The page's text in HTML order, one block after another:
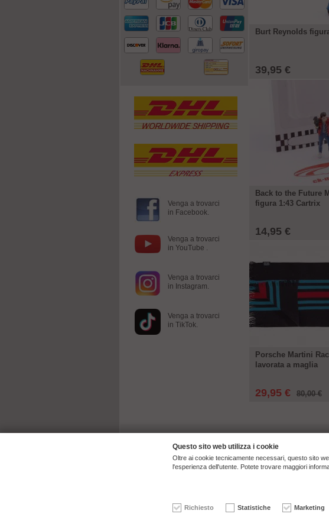
Venga a trovarci
in Facebook.
Venga a trovarci
in YouTube .
Venga a trovarci
in Instagram.
Venga a trovarci
in TikTok.
Burt Reynolds
39,95 €
Back to the Future
figura 1:43 Cartrix
14,95 €
Porsche Martini
lavorata a maglia
29,95 € 80,00 €
ck-modelcars.de customer reviews | Trusted Shops
Questo sito web utilizza i cookie
Oltre ai cookie tecnicamente necessari, questo sito
l'esperienza dell'utente. Potete trovare maggiori
Richiesto Statistiche Marketing